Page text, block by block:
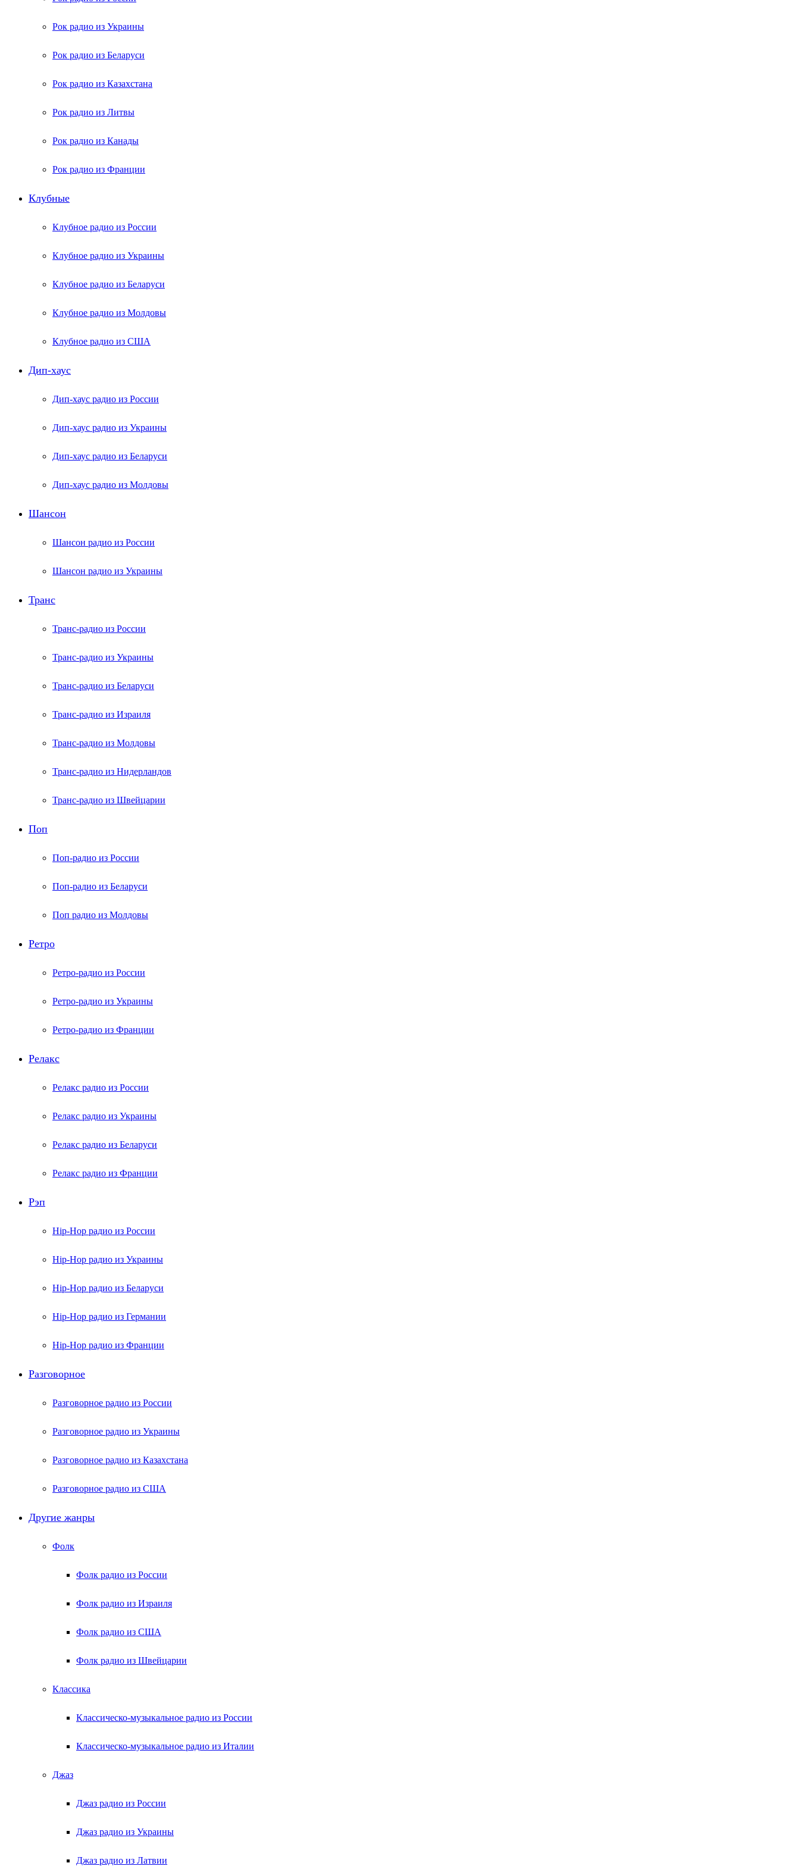
Рок радио из Украины
Рок радио из Беларуси
Рок радио из Казахстана
Рок радио из Литвы
Рок радио из Канады
Рок радио из Франции
Клубные
Клубное радио из России
Клубное радио из Украины
Клубное радио из Беларуси
Клубное радио из Молдовы
Клубное радио из США
Дип-хаус
Дип-хаус радио из России
Дип-хаус радио из Украины
Дип-хаус радио из Беларуси
Дип-хаус радио из Молдовы
Шансон
Шансон радио из России
Шансон радио из Украины
Транс
Транс-радио из России
Транс-радио из Украины
Транс-радио из Беларуси
Транс-радио из Израиля
Транс-радио из Молдовы
Транс-радио из Нидерландов
Транс-радио из Швейцарии
Поп
Поп-радио из России
Поп-радио из Беларуси
Поп радио из Молдовы
Ретро
Ретро-радио из России
Ретро-радио из Украины
Ретро-радио из Франции
Релакс
Релакс радио из России
Релакс радио из Украины
Релакс радио из Беларуси
Релакс радио из Франции
Рэп
Hip-Hop радио из России
Hip-Hop радио из Украины
Hip-Hop радио из Беларуси
Hip-Hop радио из Германии
Hip-Hop радио из Франции
Разговорное
Разговорное радио из России
Разговорное радио из Украины
Разговорное радио из Казахстана
Разговорное радио из США
Другие жанры
Фолк
Фолк радио из России
Фолк радио из Израиля
Фолк радио из США
Фолк радио из Швейцарии
Классика
Классическо-музыкальное радио из России
Классическо-музыкальное радио из Италии
Джаз
Джаз радио из России
Джаз радио из Украины
Джаз радио из Латвии